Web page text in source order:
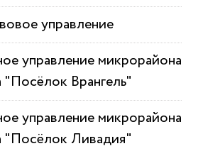
управление
управление микрорайона
"Посёлок Врангель"
управление микрорайона
"Посёлок Ливадия"